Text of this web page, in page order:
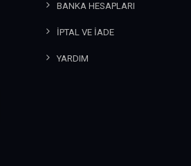
BANKA HESAPLARI
İPTAL VE İADE
YARDIM